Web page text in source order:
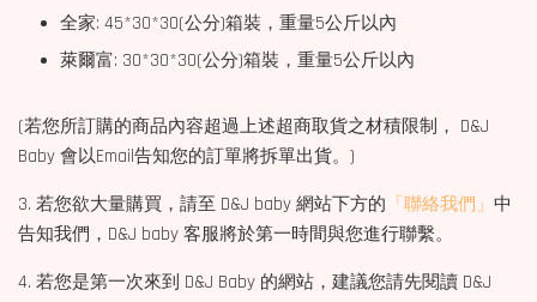
全家: 45*30*30(公分)箱裝，重量5公斤以內
萊爾富: 30*30*30(公分)箱裝，重量5公斤以內
(若您所訂購的商品內容超過上述超商取貨之材積限制， D&J
Baby 會以Email告知您的訂單將拆單出貨。)
3. 若您欲大量購買，請至 D&J baby 網站下方的 「聯絡我們」 中
告知我們，D&J baby 客服將於第一時間與您進行聯繫。
4. 若您是第一次來到 D&J Baby 的網站，建議您請先閱讀 D&J